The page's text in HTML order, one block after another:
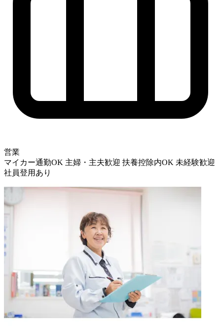
営業
マイカー通勤OK 主婦・主夫歓迎 扶養控除内OK 未経験歓迎
社員登用あり